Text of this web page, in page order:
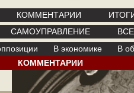
КОММЕНТАРИИ
САМОУПРАВЛЕНИЕ
В экономике
В
КОММЕНТАРИИ